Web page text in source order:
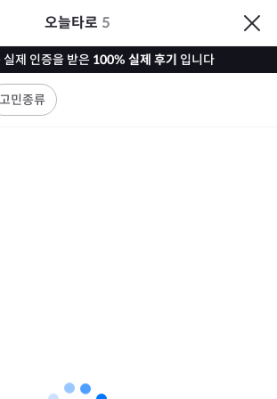
오늘타로 5
제 인증을 받은 100% 실제 후기 입니다
고민종류